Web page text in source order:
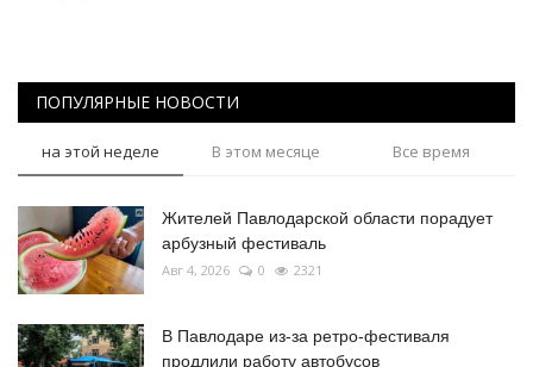
ПОПУЛЯРНЫЕ НОВОСТИ
на этой неделе В этом месяце Все время
Жителей Павлодарской области порадует
арбузный фестиваль
Авг 4, 2026 0 2321
В Павлодаре из-за ретро-фестиваля
продлили работу автобусов